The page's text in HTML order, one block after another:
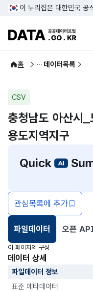
이 누리집은 대한민국 공
DATA.GO.KR
홈
공공데이터 데이터목록
CSV
충청남도 아산시
용도지역지구
Quick
관심목록에 추가
파일데이터
선택됨
오픈
이 페이지의 구성
데이터 상세
파일데이터 정보
표준 메타데이터